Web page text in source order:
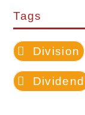
Tags
Division
Dividend